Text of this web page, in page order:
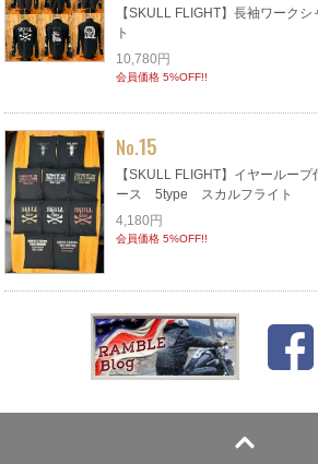
【SKULL FLIGHT】長袖ワー
ト
10,780円
会員価格 5%OFF!!
No.15
【SKULL FLIGHT】イヤールー
ース 5type スカルフライト
4,180円
会員価格 5%OFF!!